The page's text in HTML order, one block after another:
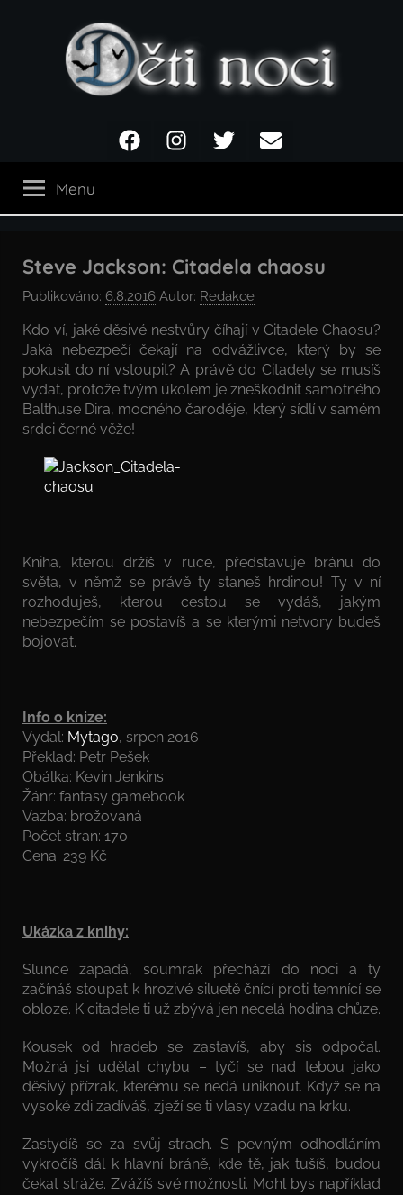
noci
FacebookInstagramTwitter Email
Menu
Steve Jackson: Citadela chaosu
Publikováno: 6.8.2016 Autor: Redakce
Kdo ví, jaké děsivé nestvůry číhají v Citadele Chaosu?
Jaká nebezpečí čekají na odvážlivce, který by se
pokusil do ní vstoupit? A právě do Citadely se musíš
vydat, protože tvým úkolem je zneškodnit samotného
Balthuse Dira, mocného čaroděje, který sídlí v samém
srdci černé věže!
Kniha, kterou držíš v ruce, představuje bránu do
světa, v němž se právě ty staneš hrdinou! Ty v ní
rozhoduješ, kterou cestou se vydáš, jakým
nebezpečím se postavíš a se kterými netvory budeš
bojovat.
Info o knize:
Vydal: Mytago, srpen 2016
Překlad: Petr Pešek
Obálka: Kevin Jenkins
Žánr: fantasy gamebook
Vazba: brožovaná
Počet stran: 170
Cena: 239 Kč
Ukázka z knihy:
Slunce zapadá, soumrak přechází do noci a ty
začínáš stoupat k hrozivé siluetě čnící proti temnící se
obloze. K citadele ti už zbývá jen necelá hodina chůze.
Kousek od hradeb se zastavíš, aby sis odpočal.
Možná jsi udělal chybu – tyčí se nad tebou jako
děsivý přízrak, kterému se nedá uniknout. Když se na
vysoké zdi zadíváš, zježí se ti vlasy vzadu na krku.
Zastydíš se za svůj strach. S pevným odhodláním
vykročíš dál k hlavní bráně, kde tě, jak tušíš, budou
čekat stráže. Zvážíš své možnosti. Mohl bys například